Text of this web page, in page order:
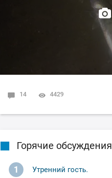
14 4429
Горячие обсуждения
1 Утренний гость.